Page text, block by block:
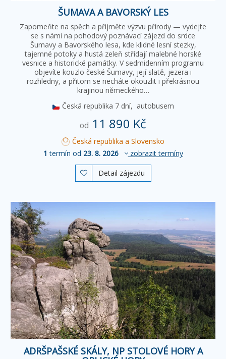
ŠUMAVA A BAVORSKÝ LES
Zapomeňte na spěch a přijměte výzvu přírody — vydejte
se s námi na pohodový poznávací zájezd do srdce
Šumavy a Bavorského lesa, kde klidné lesní stezky,
tajemné potoky a hustá zeleň střídají malebné horské
vesnice a historické památky. V sedmidenním programu
objevíte kouzlo české Šumavy, její slatě, jezera i
rozhledny, a přitom se necháte okouzlit i překrásnou
krajinou německého…
Česká republika 7 dní, autobusem
od 11 890 Kč
Česká republika a Slovensko
1 termín od 23. 8. 2026 zobrazit termíny
 Detail zájezdu
ADRŠPAŠSKÉ SKÁLY, NP STOLOVÉ HORY A